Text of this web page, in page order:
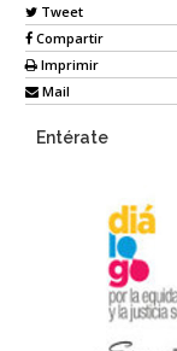
Tweet
Compartir
Imprimir
Mail
Entérate